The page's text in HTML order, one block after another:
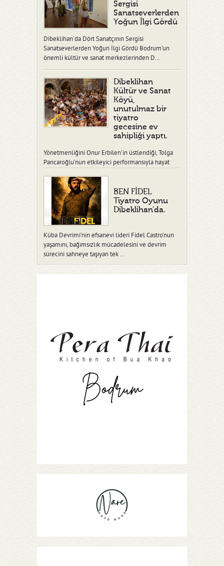
Sergisi
Sanatseverlerden
Yoğun İlgi Gördü
Dibeklihan’da Dört Sanatçının Sergisi
Sanatseverlerden Yoğun İlgi Gördü Bodrum’un
önemli kültür ve sanat merkezlerinden D…
Dibeklihan
Kültür ve Sanat
Köyü,
unutulmaz bir
tiyatro
gecesine ev
sahipliği yaptı.
Yönetmenliğini Onur Erbilen’in üstlendiği, Tolga
Pancaroğlu’nun etkileyici performansıyla hayat
BEN FİDEL
Tiyatro Oyunu
Dibeklihan’da.
Küba Devrimi’nin efsanevi lideri Fidel Castro’nun
yaşamını, bağımsızlık mücadelesini ve devrim
sürecini sahneye taşıyan tek …